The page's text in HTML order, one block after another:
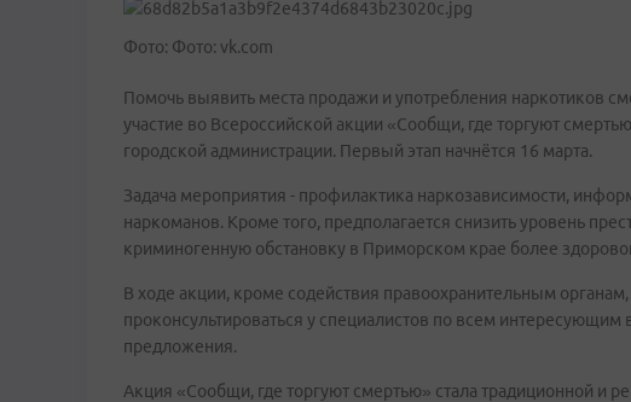
Фото: Фото: vk.com
Помочь выявить места продажи и употребления наркотиков
участие во Всероссийской акции «Сообщи, где торгуют
городской администрации. Первый этап начнётся 16 марта.
Задача мероприятия - профилактика наркозависимости,
наркоманов. Кроме того, предполагается снизить уровень
криминогенную обстановку в Приморском крае более
В ходе акции, кроме содействия правоохранительным
проконсультироваться у специалистов по всем
предложения.
Акция «Сообщи, где торгуют смертью» стала традиционной и